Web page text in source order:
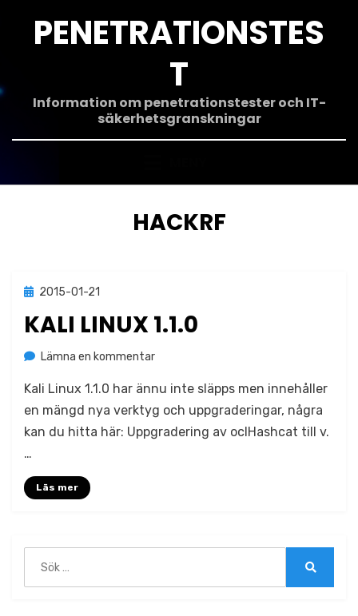
innehållPENETRATIONSTES
T
Information om penetrationstester och IT-
säkerhetsgranskningar
ETIKETT
:
HACKRF
Publicerad
2015-01-21
KALI LINUX 1.1.0
avJonas Lejon
Lämna en kommentarpå
Linux
1.1.0
Kali Linux 1.1.0 har ännu inte släpps men innehåller
en mängd nya verktyg och uppgraderingar, några
kan du hitta här: Uppgradering av oclHashcat till v.
…
Läs mer
efter: